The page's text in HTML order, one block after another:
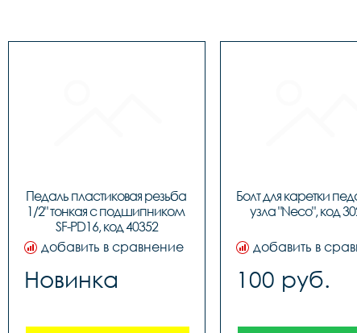
Педаль пластиковая резьба
1/2" тонкая c подшипником
SF-PD16, код 40352
добавить в сравнение
Новинка
Болт для каретки
узла "Neco", код
добавить в
100 руб.